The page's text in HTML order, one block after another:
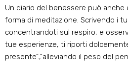
Un diario del benessere può
forma di meditazione. Scrivendo i
concentrandoti sul respiro, e
tue esperienze, ti riporti
presente”.,"alleviando il peso del